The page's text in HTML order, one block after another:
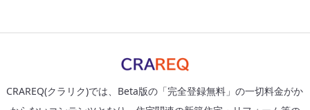
CRAREQ(クラリク)では、Beta版の「完全登録無料」の一切料金がか